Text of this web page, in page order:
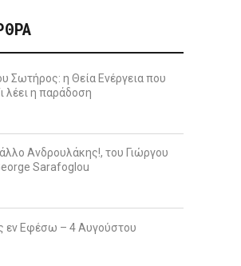
Σωτήρος: η Θεία Ενέργεια που
λέει η παράδοση
Ανδρουλάκης!, του Γιώργου
Sarafoglou
εν Εφέσω – 4 Αυγούστου